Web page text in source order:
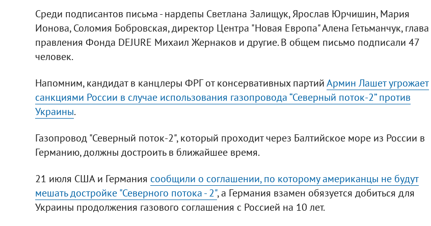
Среди подписантов письма - нардепы Светлана Залищук, Ярослав Юрчишин, Мария
Ионова, Соломия Бобровская, директор Центра "Новая Европа" Алена Гетьманчук, глава
правления Фонда DEJURE Михаил Жернаков и другие. В общем письмо подписали 47
человек.
Напомним, кандидат в канцлеры ФРГ от консервативных партийАрмин Лашет угрожает
санкциями России в случае использования газопровода “Северный поток-2” против
Украины.
Газопровод "Северный поток-2", который проходит через Балтийское море из России в
Германию, должны достроить в ближайшее время.
21 июля США и Германия сообщили о соглашении, по которому американцы не будут
мешать достройке "Северного потока - 2", а Германия взамен обязуется добиться для
Украины продолжения газового соглашения с Россией на 10 лет.